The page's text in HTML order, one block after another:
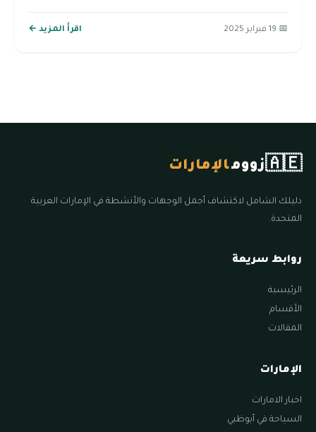
📅 19 فبراير 2025 اقرأ المزيد ←
🇦🇪زوومالإمارات
دليلك الشامل لاكتشاف أجمل الوجهات والأنشطة في الإمارات العربية
المتحدة.
روابط سريعة
الرئيسية
الأقسام
المقالات
الإمارات
اخبار الامارات
السياحة في أبوظبي